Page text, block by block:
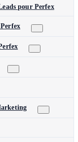
pour Perfex